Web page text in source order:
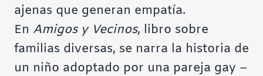
ajenas que generan empatía.
En Amigos y Vecinos, libro sobre
familias diversas, se narra la historia de
un niño adoptado por una pareja gay –